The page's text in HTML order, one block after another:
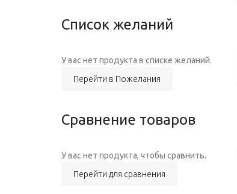
Список желаний
У вас нет продукта в списке желаний.
Перейти в Пожелания
Сравнение товаров
У вас нет продукта, чтобы сравнить.
Перейти для сравнения